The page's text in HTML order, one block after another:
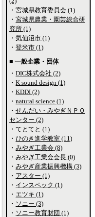
・ 宮城県教育委員会 (1)
・ 宮城県農業・園芸総合研
究所 (1)
・ 気仙沼市 (1)
・ 登米市 (1)
■ 一般企業・団体
・ DIC株式会社 (2)
・ K sound design (1)
・ KDDI (2)
・ natural science (1)
・ せんだい・みやぎＮＰＯ
センター (2)
・ てとてと (1)
・ ひのき進学教室 (11)
・ みやぎ工業会 (8)
・ みやぎ工業会会長 (0)
・ みやぎ産業振興機構 (3)
・ アスター (1)
・ インスペック (1)
・ エツキ (1)
・ ソニー (3)
・ ソニー教育財団 (1)